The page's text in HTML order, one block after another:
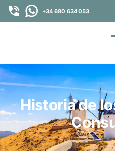
Pasar al contenido principal
+34 680 634 053
Historia de